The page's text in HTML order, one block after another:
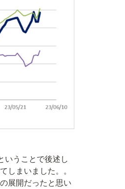
いうことで後述し
しまいました。。
展開だったと思い